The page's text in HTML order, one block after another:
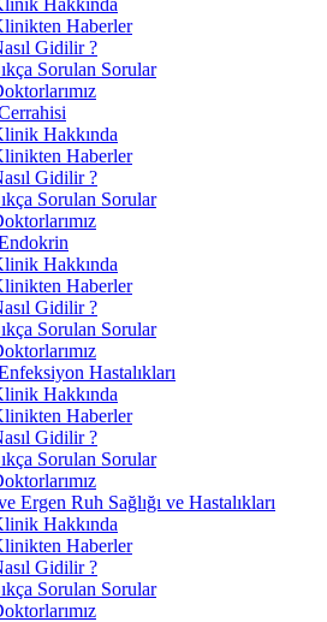
Haberler
Gidilir ?
Sorulan Sorular
Hakkında
Haberler
Gidilir ?
Sorulan Sorular
Hakkında
Haberler
Gidilir ?
Sorulan Sorular
Hastalıkları
Hakkında
Haberler
Gidilir ?
Sorulan Sorular
Ergen Ruh Sağlığı ve Hastalıkları
Hakkında
Haberler
Gidilir ?
Sorulan Sorular